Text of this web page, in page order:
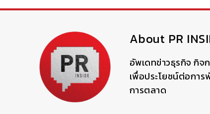
About PR
อัพเดทข่าวธุรกิจ กิจ
เพื่อประโยชน์ต่อกา
การตลาด